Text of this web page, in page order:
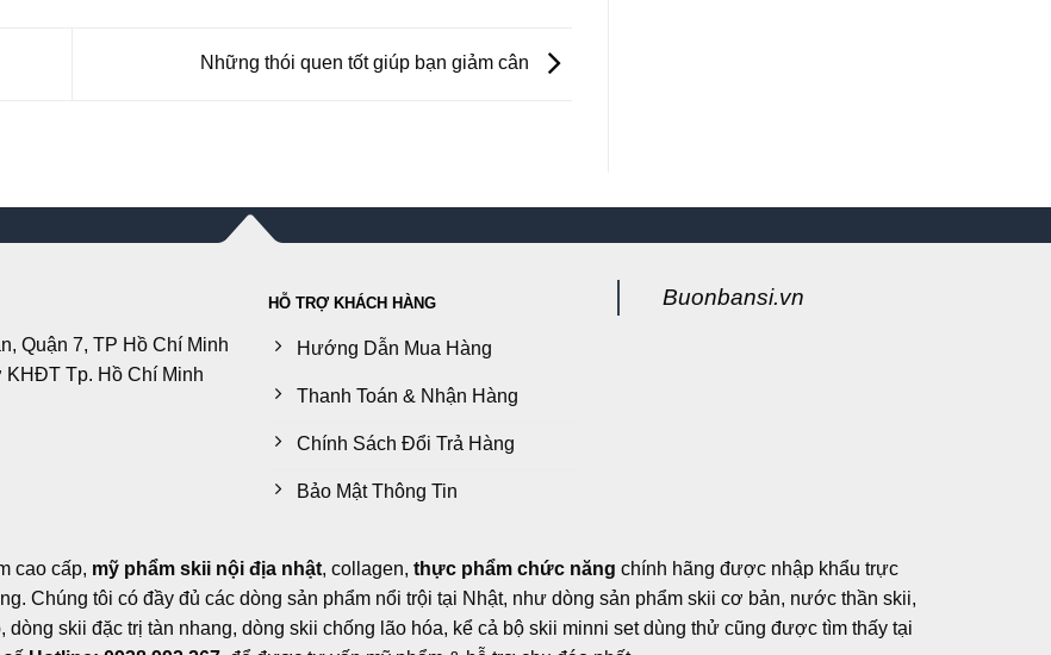
Những thói quen tốt giúp bạn giảm cân
Quận 7, TP Hồ Chí Minh
KHĐT Tp. Hồ Chí Minh
HỖ TRỢ KHÁCH HÀNG
Hướng Dẫn Mua Hàng
Thanh Toán & Nhận Hàng
Chính Sách Đổi Trả Hàng
Bảo Mật Thông Tin
Buonbansi.vn
cao cấp, mỹ phẩm skii nội địa nhật, collagen, thực phẩm chức năng chính hãng được nhập khẩu trực
Chúng tôi có đầy đủ các dòng sản phẩm nổi trội tại Nhật, như dòng sản phẩm skii cơ bản, nước thần skii,
skii đặc trị tàn nhang, dòng skii chống lão hóa, kể cả bộ skii minni set dùng thử cũng được tìm thấy tại